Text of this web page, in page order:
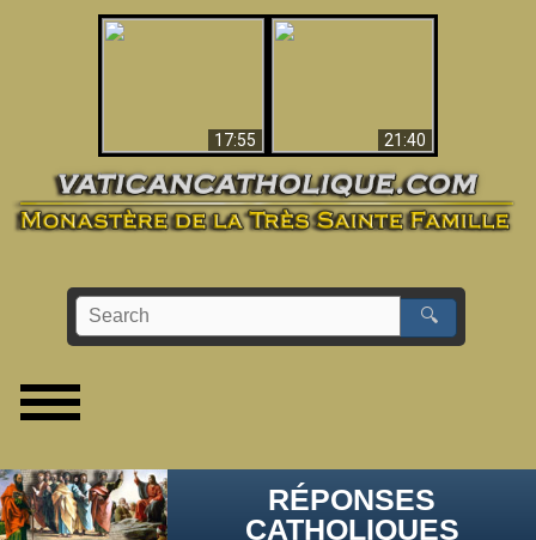
17:55
21:40
🔍
RÉPONSES
CATHOLIQUES